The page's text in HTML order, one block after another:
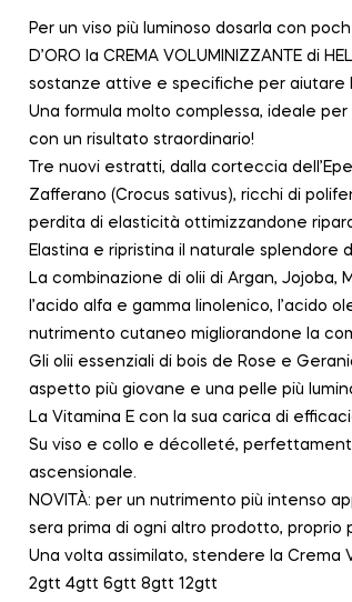
Per un viso più luminoso dosarla con
D’ORO la CREMA VOLUMINIZZANTE
sostanze attive e specifiche per aiutare
Una formula molto complessa, ideale
con un risultato straordinario!
Tre nuovi estratti, dalla corteccia
Zafferano (Crocus sativus), ricchi di
perdita di elasticità ottimizzandone
Elastina e ripristina il naturale splendore
La combinazione di olii di Argan, Jojoba,
l’acido alfa e gamma linolenico, l’acido
nutrimento cutaneo migliorandone la
Gli olii essenziali di bois de Rose e
aspetto più giovane e una pelle più
La Vitamina E con la sua carica di
Su viso e collo e décolleté,
ascensionale.
NOVITÀ: per un nutrimento più intenso
sera prima di ogni altro prodotto,
Una volta assimilato, stendere la Crema
2gtt 4gtt 6gtt 8gtt 12gtt